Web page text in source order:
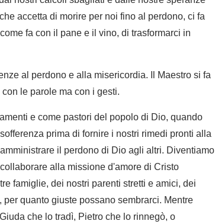
accetta di morire per noi fino al perdono, ci fa
fa con il pane e il vino, di trasformarci in
al perdono e alla misericordia. Il Maestro si fa
le parole ma con i gesti.
e come pastori del popolo di Dio, quando
prima di fornire i nostri rimedi pronti alla
il perdono di Dio agli altri. Diventiamo
alla missione d'amore di Cristo
famiglie, dei nostri parenti stretti e amici, dei
quanto giuste possano sembrarci. Mentre
che lo tradì, Pietro che lo rinnegò, o